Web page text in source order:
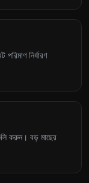
নির্ধারণ
করুন। বড় মাছের